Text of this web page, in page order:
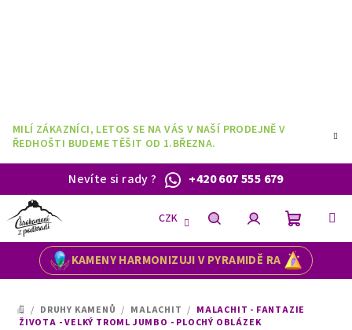
MILÍ ZÁKAZNÍCI, LETOS SE NA VÁS V NAŠÍ PRODEJNĚ V
ŘEDHOŠTI BUDEME TĚŠIT OD 1.BŘEZNA.
Nevíte si rady? +420 607 555 679
KAMENY HARMONIZUJI V PYRAMIDĚ RA
CZK
HledatPřihlášeníNákupní
DOMŮ
/ DRUHY KAMENŮ / MALACHIT / MALACHIT - FANTAZIE
ŽIVOTA - VELKÝ TROML JUMBO - PLOCHÝ OBLÁZEK